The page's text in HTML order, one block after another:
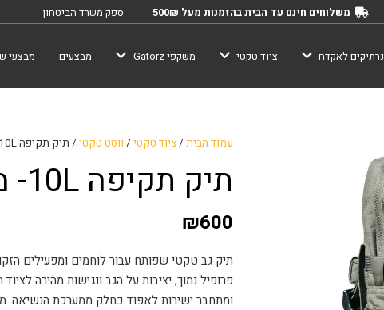
משלוחים חינם עד הבית בהזמנות מעל 500₪ ספק משרד הביטחון
נרתיקים לאקדח ציוד טקטי משקפי Gatorz מבצעים מבצעי
עמוד הבית/ציוד טקטי/ ווסט טקטי/ תיק תקיפה 10L- מרעום דולפין
תיק תקיפה 10L- מרעום דולפין
₪600
תיק גב טקטי שפותח עבור לוחמים ומפעילים
פרופיל נמוך, יציבות על הגב ונגישות מהירה
ומתחבר ישירות לאפוד כחלק ממערכת הנשיאה.